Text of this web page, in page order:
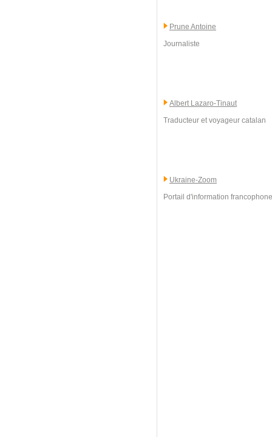
Prune Antoine
Journaliste
Albert Lazaro-Tinaut
Traducteur et voyageur catalan
Ukraine-Zoom
Portail d'information